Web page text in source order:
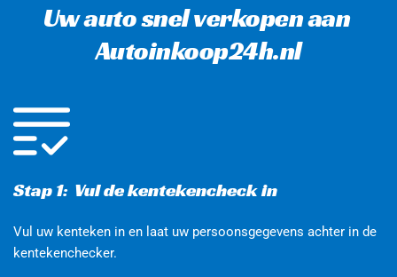
Uw auto snel verkopen aan
Autoinkoop24h.nl
Stap 1:  Vul de kentekencheck in
Vul uw kenteken in en laat uw persoonsgegevens achter in de
kentekenchecker.